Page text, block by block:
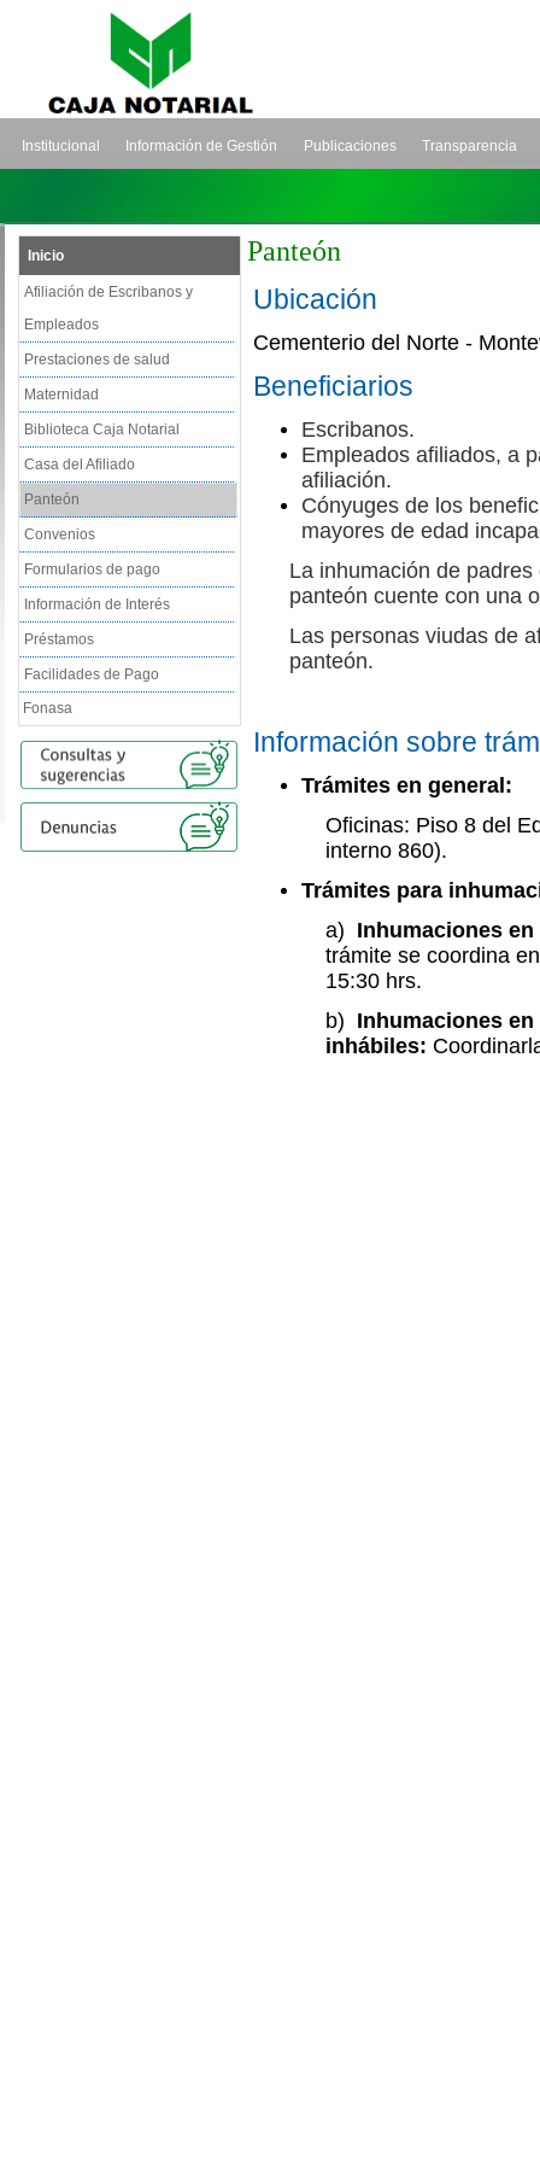
Institucional Información de Gestión Publicaciones Transparencia
Inicio
Afiliación de Escribanos y
Empleados
Prestaciones de salud
Maternidad
Biblioteca Caja Notarial
Casa del Afiliado
Panteón
Convenios
Formularios de pago
Información de Interés
Préstamos
Facilidades de Pago
Fonasa
Panteón
Ubicación
Cementerio del Norte -
Beneficiarios
Escribanos.
Empleados afiliados, a
afiliación.
Cónyuges de los
mayores de edad
La inhumación de
panteón cuente con una
Las personas viudas de
panteón.
Información sobre
Trámites en general:
Oficinas: Piso 8 del
interno 860).
Trámites para
a) Inhumaciones
trámite se coordina
15:30 hrs.
b) Inhumaciones
inhábiles: